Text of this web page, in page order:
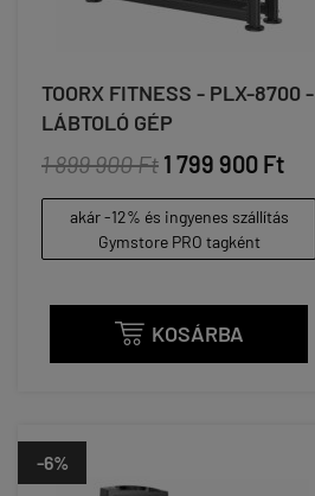
TOORX FITNESS - PLX-8700 -
LÁBTOLÓ GÉP
1 899 900 Ft 1 799 900 Ft
akár -12% és ingyenes szállítás
Gymstore PRO tagként
 KOSÁRBA
-6%